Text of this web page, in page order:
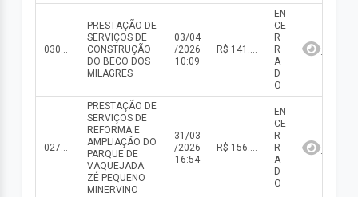
030/2025
PRESTAÇÃO DE
SERVIÇOS DE
CONSTRUÇÃO
DO BECO DOS
MILAGRES
03/04
/2026
10:09
R$ 141.058,65(valor inicial) R$ 176.280,67(valor atualizado)
EN
CE
R
R
A
D
O
027/2025
PRESTAÇÃO DE
SERVIÇOS DE
REFORMA E
AMPLIAÇÃO DO
PARQUE DE
VAQUEJADA
ZÉ PEQUENO
MINERVINO
31/03
/2026
16:54
R$ 156.061,56(valor inicial) R$ 156.061,56(valor atualizado)
EN
CE
R
R
A
D
O